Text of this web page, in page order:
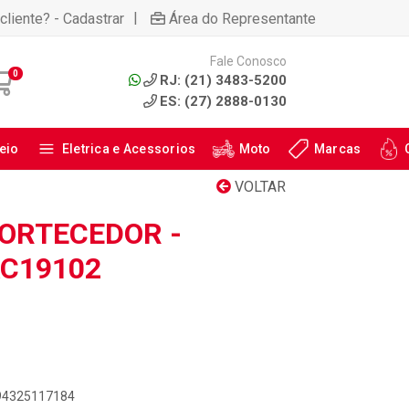
- Cadastrar | Área do Representante
0
Fale Conosco
RJ: (21) 3483-5200
ES: (27) 2888-0130
Eletrica e Acessorios Moto Marcas
VOLTAR
-